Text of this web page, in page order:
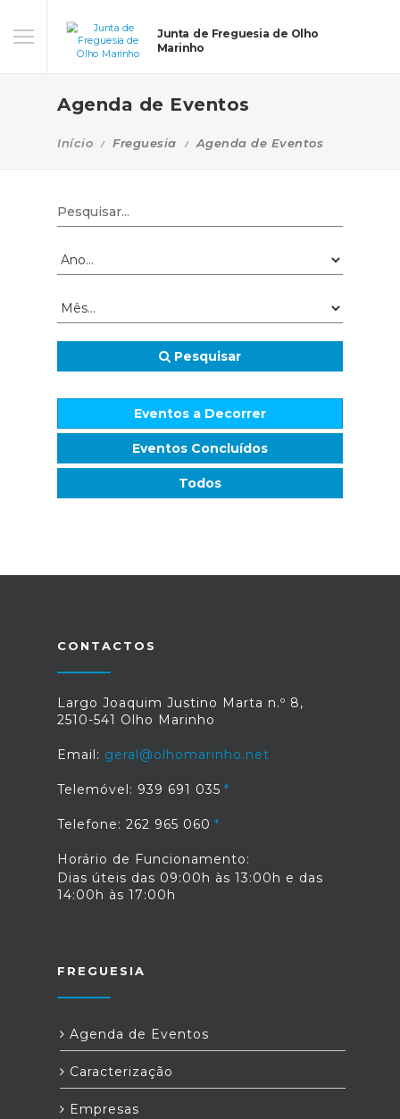
Junta de Freguesia de Olho
Marinho
Agenda de Eventos
Início Freguesia Agenda de Eventos
Pesquisar
Eventos a Decorrer
Eventos Concluídos
Todos
CONTACTOS
Largo Joaquim Justino Marta n.º 8,
2510-541 Olho Marinho
Email: geral@olhomarinho.net
Telemóvel: 939 691 035
Telefone: 262 965 060
Horário de Funcionamento:
Dias úteis das 09:00h às 13:00h e das
14:00h às 17:00h
FREGUESIA
Agenda de Eventos
Caracterização
Empresas